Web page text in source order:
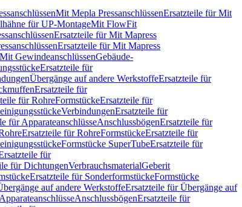
Mit Mepla PressanschlüssenErsatzteile für Mit
für UP-MontageMit FlowFit
Ersatzteile für Mit Mapress
Ersatzteile für Mit Mapress
GewindeanschlüssenGebäude-
Ersatzteile für
Übergänge auf andere WerkstoffeErsatzteile für
Ersatzteile für
für RohreFormstückeErsatzteile für
VerbindungenErsatzteile für
für ApparateanschlüsseAnschlussbögenErsatzteile für
Ersatzteile für RohreFormstückeErsatzteile für
Formstücke SuperTubeErsatzteile für
für
für DichtungenVerbrauchsmaterialGeberit
Ersatzteile für SonderformstückeFormstücke
auf andere WerkstoffeErsatzteile für Übergänge auf
AnschlussbögenErsatzteile für